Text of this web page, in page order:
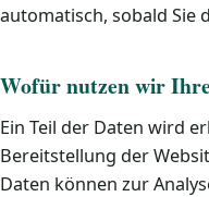
automatisch, sobald Sie
Wofür nutzen wir
Ein Teil der Daten wird
Bereitstellung der
Daten können zur